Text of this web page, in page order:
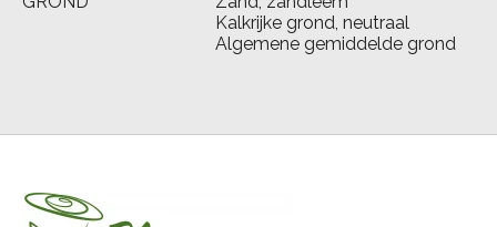
Kalkrijke grond, neutraal
Algemene gemiddelde grond